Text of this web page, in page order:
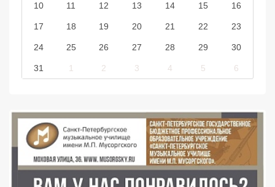
10 11 12 13 14 15 16
17 18 19 20 21 22 23
24 25 26 27 28 29 30
31 1 2 3 4 5 6